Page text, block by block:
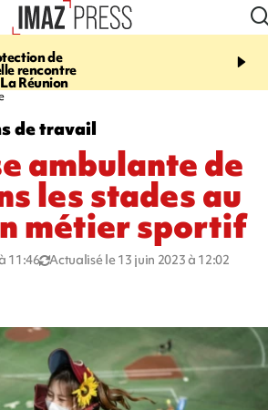
de
rencontre
Réunion
15:03
Vaste feu
l'ouest du pays, 20.000
de travail
ambulante de
les stades au
métier sportif
11:46 Actualisé le 13 juin 2023 à 12:02